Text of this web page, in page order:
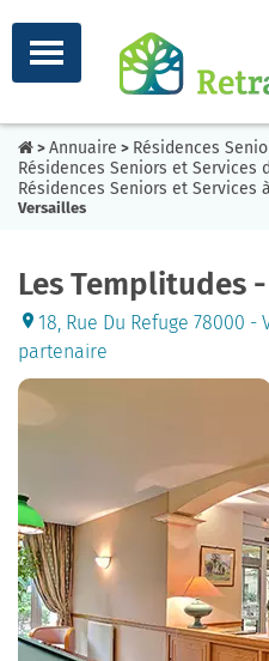
> Annuaire > Résidences
Résidences Seniors et Services
Résidences Seniors et Services
Versailles
Les Templitudes
18, Rue Du Refuge 78000
partenaire